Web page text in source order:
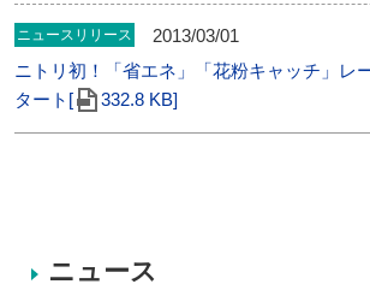
ニュースリリース
2013/03/01
ニトリ初！「省エネ」「花粉キャッチ」レ
タート[
332.8 KB]
ニュース